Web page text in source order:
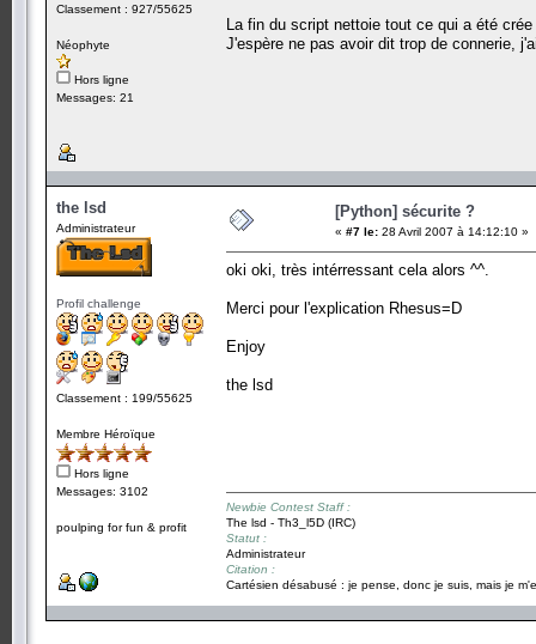
Classement : 927/55625
Néophyte
Hors ligne
Messages: 21
La fin du script nettoie tout ce qui a été
J'espère ne pas avoir dit trop de connerie,
the lsd
Administrateur
Profil challenge
Classement : 199/55625
Membre Héroïque
Hors ligne
Messages: 3102
poulping for fun & profit
[Python] sécurite ?
« #7 le: 28 Avril 2007 à 14:12:10 »
oki oki, très intérressant cela alors ^^.
Merci pour l'explication Rhesus=D
Enjoy
the lsd
Newbie Contest Staff :
The lsd - Th3_l5D (IRC)
Statut :
Administrateur
Citation :
Cartésien désabusé : je pense, donc je suis, mais je